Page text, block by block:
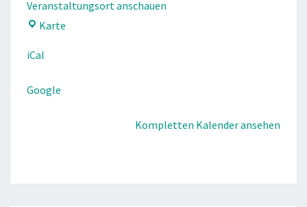
Veranstaltungsort anschauen
Karte
iCal
Google
Kompletten Kalender ansehen